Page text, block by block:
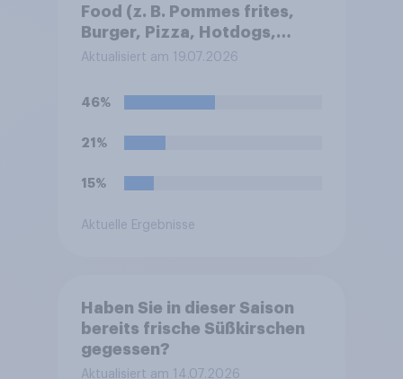
Food (z. B. Pommes frites,
Burger, Pizza, Hotdogs,
Chicken Nuggets oder
Aktualisiert am 19.07.2026
46%
21%
15%
Aktuelle Ergebnisse
Haben Sie in dieser Saison
bereits frische Süßkirschen
gegessen?
Aktualisiert am 14.07.2026